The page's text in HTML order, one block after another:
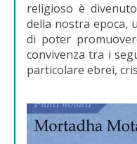
religioso è
della nostra epoca,
di poter
convivenza tra i
particolare ebrei,